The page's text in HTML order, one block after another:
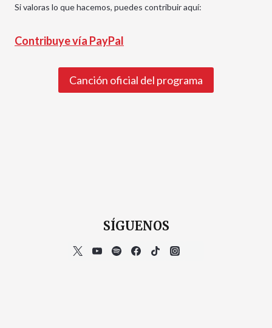
Si valoras lo que hacemos, puedes contribuir aquí:
Contribuye vía PayPal
Canción oficial del programa
SÍGUENOS